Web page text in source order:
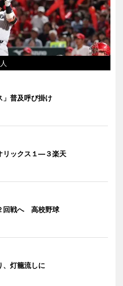
」普及呼び掛け
リックス１―３楽天
回戦へ 高校野球
、灯籠流しに